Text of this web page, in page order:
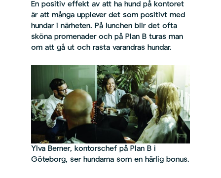
En positiv effekt av att ha hund på kontoret
är att många upplever det som positivt med
hundar i närheten. På lunchen blir det ofta
sköna promenader och på Plan B turas man
om att gå ut och rasta varandras hundar.
Ylva Berner, kontorschef på Plan B i
Göteborg, ser hundarna som en härlig bonus.